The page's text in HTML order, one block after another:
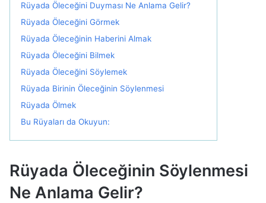
Rüyada Öleceğini Duyması Ne Anlama Gelir?
Rüyada Öleceğini Görmek
Rüyada Öleceğinin Haberini Almak
Rüyada Öleceğini Bilmek
Rüyada Öleceğini Söylemek
Rüyada Birinin Öleceğinin Söylenmesi
Rüyada Ölmek
Bu Rüyaları da Okuyun:
Rüyada Öleceğinin Söylenmesi
Ne Anlama Gelir?